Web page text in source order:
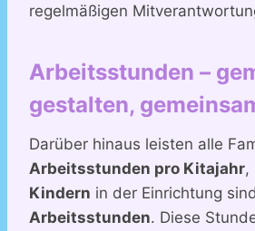
regelmäßigen
Arbeitsstunden –
gestalten,
Darüber hinaus leisten alle
Arbeitsstunden pro Kitajahr,
Kindern in der Einrichtung
Arbeitsstunden. Diese